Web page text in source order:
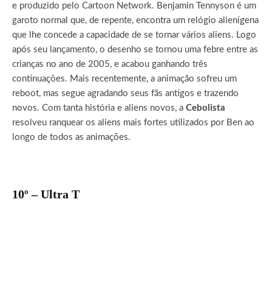
e produzido pelo Cartoon Network. Benjamin Tennyson é um
garoto normal que, de repente, encontra um relógio alienígena
que lhe concede a capacidade de se tornar vários aliens. Logo
após seu lançamento, o desenho se tornou uma febre entre as
crianças no ano de 2005, e acabou ganhando três
continuações. Mais recentemente, a animação sofreu um
reboot, mas segue agradando seus fãs antigos e trazendo
novos. Com tanta história e aliens novos, a Cebolista
resolveu ranquear os aliens mais fortes utilizados por Ben ao
longo de todos as animações.
10º – Ultra T